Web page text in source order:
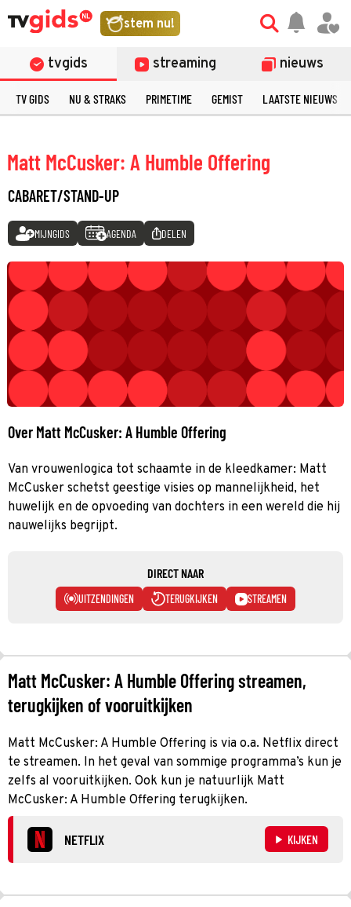
stem nu!
tvgids streaming nieuws
TV GIDS NU & STRAKS PRIMETIME GEMIST LAATSTE NIEUWS
Matt McCusker: A Humble Offering
CABARET/STAND-UP
MIJNGIDS AGENDA DELEN
Over Matt McCusker: A Humble Offering
Van vrouwenlogica tot schaamte in de kleedkamer: Matt
McCusker schetst geestige visies op mannelijkheid, het
huwelijk en de opvoeding van dochters in een wereld die hij
nauwelijks begrijpt.
DIRECT NAAR
UITZENDINGEN TERUGKIJKEN STREAMEN
Matt McCusker: A Humble Offering streamen,
terugkijken of vooruitkijken
Matt McCusker: A Humble Offering is via o.a. Netflix direct
te streamen. In het geval van sommige programma’s kun je
zelfs al vooruitkijken. Ook kun je natuurlijk Matt
McCusker: A Humble Offering terugkijken.
NETFLIX KIJKEN